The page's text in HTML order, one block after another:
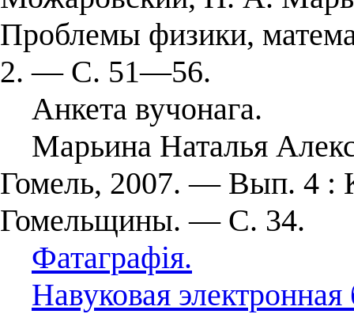
Проблемы физики,
2. — С. 51—56.
Анкета вучонага.
Марьина Наталья
Гомель, 2007. — Вып. 4 :
Гомельщины. — С. 34.
Фатаграфія.
Навуковая